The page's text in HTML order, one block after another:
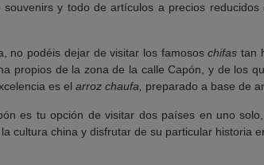
y todo de artículos a precios
no podéis dejar de visitar los famososchifas tan
propios de la zona de la calle Capón, y de los
es el arroz chaufa, preparado a base de
es tu opción de visitar dos países en uno
cultura china y disfrutar de su particular historia